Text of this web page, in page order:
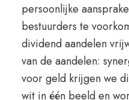
persoonlijke
bestuurders te
dividend aandelen
van de aandelen:
voor geld krijgen we
wit in één beeld en